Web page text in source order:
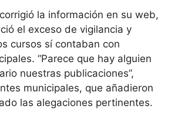
la información en su web,
el exceso de vigilancia y
cursos sí contaban con
“Parece que hay alguien
nuestras publicaciones”,
municipales, que añadieron
las alegaciones pertinentes.